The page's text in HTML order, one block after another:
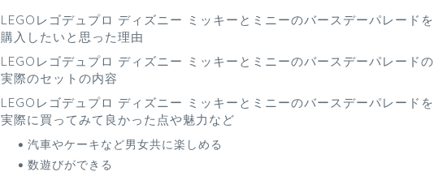
LEGOレゴデュプロ ディズニー ミッキーとミニーのバースデーパレードを
購入したいと思った理由
LEGOレゴデュプロ ディズニー ミッキーとミニーのバースデーパレードの
実際のセットの内容
LEGOレゴデュプロ ディズニー ミッキーとミニーのバースデーパレードを
実際に買ってみて良かった点や魅力など
汽車やケーキなど男女共に楽しめる
数遊びができる